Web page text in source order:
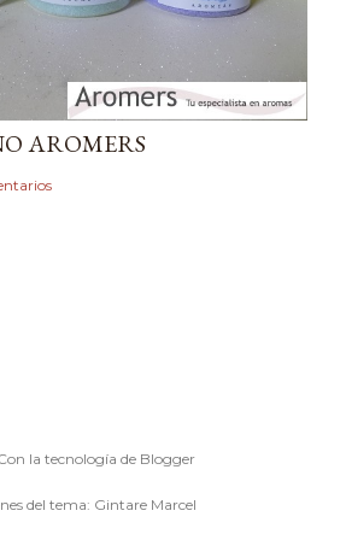
AROMERS
la tecnología de Blogger
del tema: Gintare Marcel